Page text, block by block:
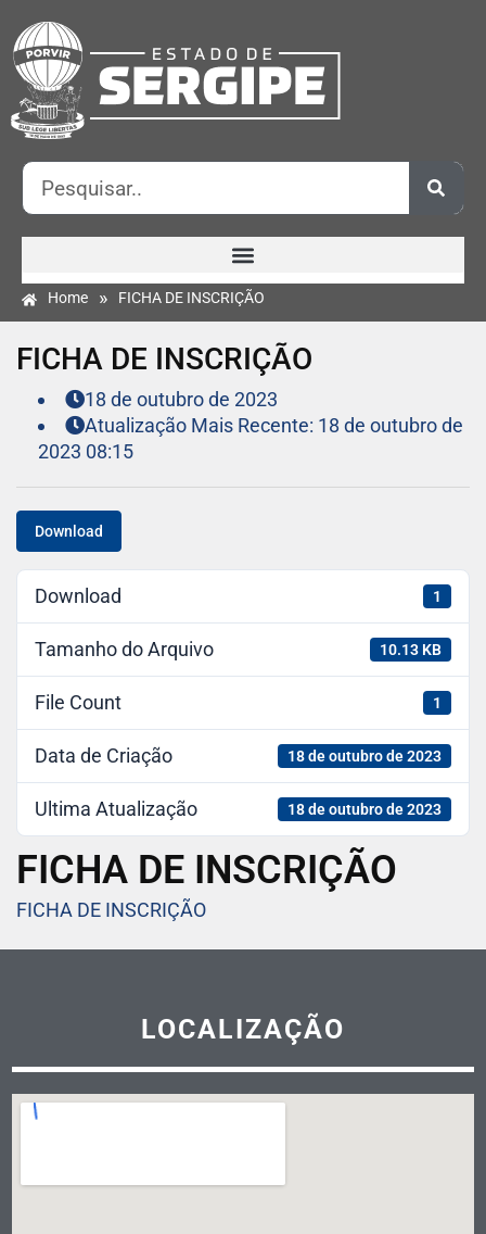
Home » FICHA DE INSCRIÇÃO
FICHA DE INSCRIÇÃO
18 de outubro de 2023
Atualização Mais Recente: 18 de outubro de
2023 08:15
Download
Download 1
Tamanho do Arquivo 10.13 KB
File Count 1
Data de Criação 18 de outubro de 2023
Ultima Atualização 18 de outubro de 2023
FICHA DE INSCRIÇÃO
FICHA DE INSCRIÇÃO
LOCALIZAÇÃO